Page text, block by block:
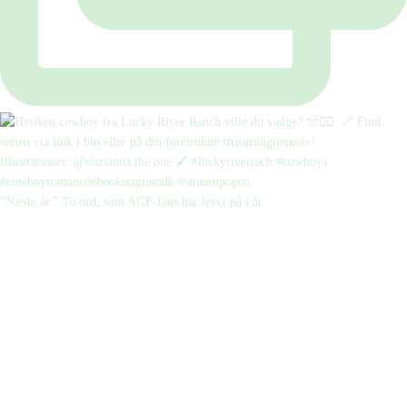
“Næste år.” To ord, som AGF-fans har levet på i år